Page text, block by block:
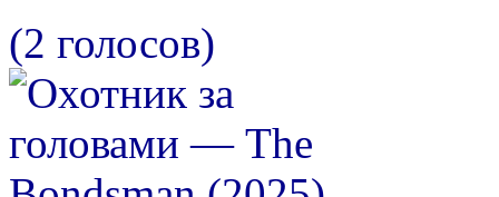
(2 голосов)